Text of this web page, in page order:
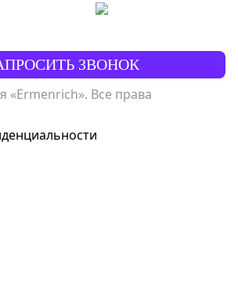
ЗВОНОК
«Ermenrich». Все права